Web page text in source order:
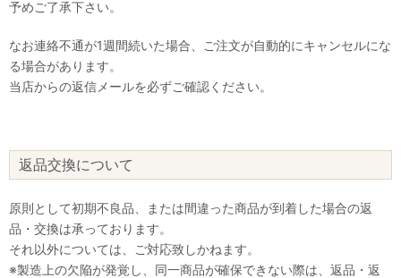
予めご了承下さい。
なお連絡不通が1週間続いた場合、ご注文が自動的にキャンセルにな
る場合があります。
当店からの返信メールを必ずご確認ください。
返品交換について
原則として初期不良品、または間違った商品が到着した場合の返
品・交換は承っております。
それ以外については、ご対応致しかねます。
※製造上の欠陥が発覚し、同一商品が確保できない際は、返品・返